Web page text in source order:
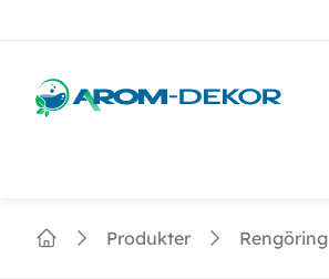
Produkter Rengöring